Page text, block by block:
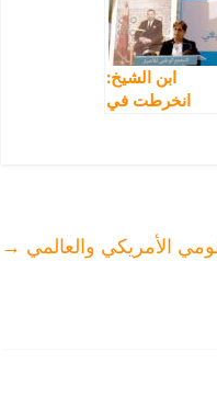
ابن الشيخ:
انخرطت في
الأمريكي والعالمي →